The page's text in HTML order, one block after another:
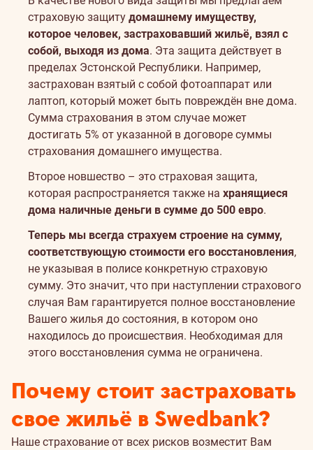
страховую защиту домашнему имуществу,
которое человек, застраховавший жильё, взял с
собой, выходя из дома. Эта защита действует в
пределах Эстонской Республики. Например,
застрахован взятый с собой фотоаппарат или
лаптоп, который может быть повреждён вне дома.
Сумма страхования в этом случае может
достигать 5% от указанной в договоре суммы
страхования домашнего имущества.
Второе новшество – это страховая защита,
которая распространяется также на хранящиеся
дома наличные деньги в сумме до 500 евро.
Теперь мы всегда страхуем строение на сумму,
соответствующую стоимости его восстановления,
не указывая в полисе конкретную страховую
сумму. Это значит, что при наступлении страхового
случая Вам гарантируется полное восстановление
Вашего жилья до состояния, в котором оно
находилось до происшествия. Необходимая для
этого восстановления сумма не ограничена.
О
страховании
жилья
Почему стоит застраховать
свое жильё в Swedbank?
Наше страхование от всех рисков возместит Вам